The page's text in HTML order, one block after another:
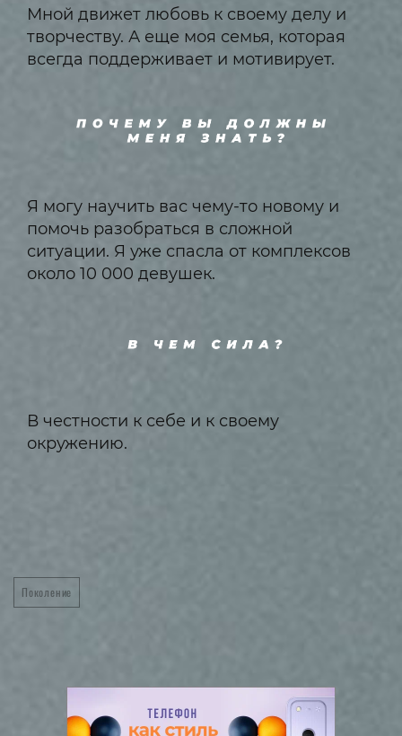
Мной движет любовь к своему делу и
творчеству. А еще моя семья, которая
всегда поддерживает и мотивирует.
Я могу научить вас чему-то новому и
помочь разобраться в сложной
ситуации. Я уже спасла от комплексов
около 10 000 девушек.
В честности к себе и к своему
окружению.
Поколение